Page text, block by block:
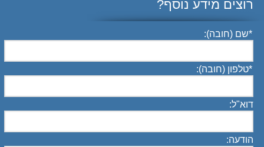
רוצים מידע נוסף?
שם (חובה):*
טלפון (חובה):*
דוא"ל:
הודעה: